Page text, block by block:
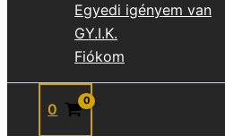
Egyedi igényem van
GY.I.K.
Fiókom
0